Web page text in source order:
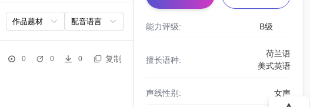
0 0 0 复制
能力评级: B级
擅长语种:
荷兰语
美式英语
声线性别: 女声